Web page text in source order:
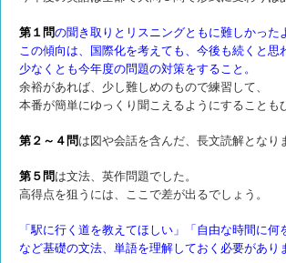
第１問の聞き取りとリスニングともに難しかった
この傾向は、国際化を考えても、今後も続くと思
少なくとも今年度の問題の対策をすること。
余裕があれば、少し難しめのもので練習して、
本番が簡単にゆっくり聞こえるようにすることも
第２～４問は図や会話を含んだ、長文読解となり
第５問は文法、英作問題でした。
高得点を狙うには、ここで差が出るでしょう。
「駅に行く道を教えてほしい」「自由な時間に何
など基礎の文法、単語を理解しておく必要があり